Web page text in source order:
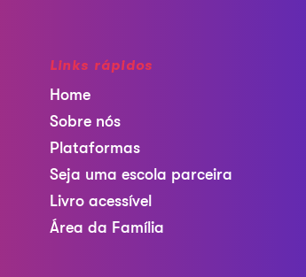
Links rápidos
Home
Sobre nós
Plataformas
Seja uma escola parceira
Livro acessível
Área da Família